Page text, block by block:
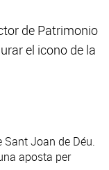
de Patrimonio
el icono de la
Sant Joan de Déu.
aposta per